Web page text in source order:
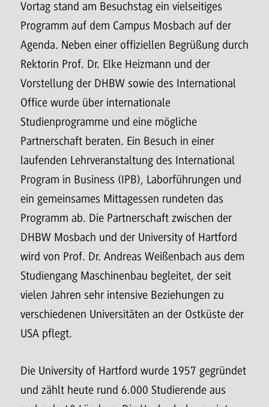
Vortag stand am Besuchstag ein vielseitiges
Programm auf dem Campus Mosbach auf der
Agenda. Neben einer offiziellen Begrüßung durch
Rektorin Prof. Dr. Elke Heizmann und der
Vorstellung der DHBW sowie des International
Office wurde über internationale
Studienprogramme und eine mögliche
Partnerschaft beraten. Ein Besuch in einer
laufenden Lehrveranstaltung des International
Program in Business (IPB), Laborführungen und
ein gemeinsames Mittagessen rundeten das
Programm ab. Die Partnerschaft zwischen der
DHBW Mosbach und der University of Hartford
wird von Prof. Dr. Andreas Weißenbach aus dem
Studiengang Maschinenbau begleitet, der seit
vielen Jahren sehr intensive Beziehungen zu
verschiedenen Universitäten an der Ostküste der
USA pflegt.
Die University of Hartford wurde 1957 gegründet
und zählt heute rund 6.000 Studierende aus